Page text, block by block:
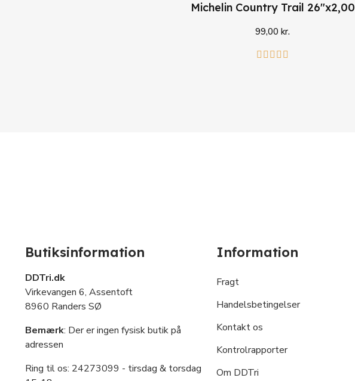
Michelin Country Trail 26"x2,00
99,00 kr.
    
Butiksinformation
DDTri.dk
Virkevangen 6, Assentoft
8960 Randers SØ
Bemærk: Der er ingen fysisk butik på
adressen
Ring til os: 24273099 - tirsdag & torsdag
Information
Fragt
Handelsbetingelser
Kontakt os
Kontrolrapporter
Om DDTri